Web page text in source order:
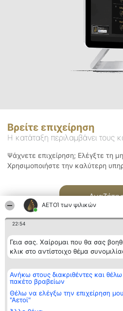
ΑΕΤΟΊ των ψιλικών
22:54
Γεια σας. Χαίρομαι που θα σας
κλικ στο αντίστοιχο θέμα
Ανήκω στους διακριθέντες και
πακέτο βραβείων
Θέλω να ελέγξω την επιχείρηση
"Αετοί"
Βρείτε επιχείρηση
Η κατάταξη περιλαμβάνει τους
Ψάχνετε επιχείρηση; Ελέγξτε τη
Χρησιμοποιήστε την καλύτερη
Διοργανωτής της
κατάταξης
BEAUTIFUL COMPANY
ΤΗΛ. ΕΠΙΚΟΙΝΩΝΙΑΣ:
2104128019
Κατάταξη
Διακριθέντες
των
διακριθέντων